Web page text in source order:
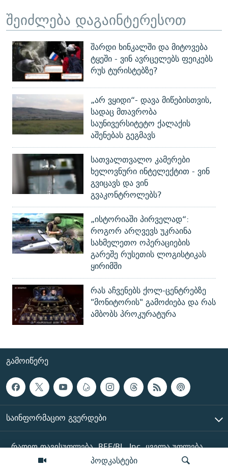
პოდკასტები
შეიძლება დაგაინტერესოთ
შარდი ხინკალში და მიტოვება
ტყეში - ვინ ავრცელებს ფეიკებს
რუს ტურისტებზე?
„არ ვყიდი“- დავა მიწებისთვის,
სადაც მთავრობა
საუნივერსიტეტო ქალაქის
აშენებას გეგმავს
სათვალთვალო კამერები
ხელოვნური ინტელექტით - ვინ
გვიცავს და ვინ
გვაკონტროლებს?
„ისტორიაში პირველად“:
როგორ არღვევს უკრაინა
სახმელეთო ოპერაციების
გარეშე რუსეთის ლოგისტიკას
ყირიმში
რას აჩვენებს ქოლ-ცენტრებზე
"მონიტორის" გამოძიება და რას
ამბობს პროკურატურა
ᲒᲐᲛᲝᲘᲬᲔᲠᲔ
ᲡᲐᲘᲜᲤᲝᲠᲛᲐᲪᲘᲝ ᲒᲕᲔᲠᲓᲔᲑᲘ
რადიო თავისუფლება, RFE/RL, Inc. ყველა უფლება
დაცულია